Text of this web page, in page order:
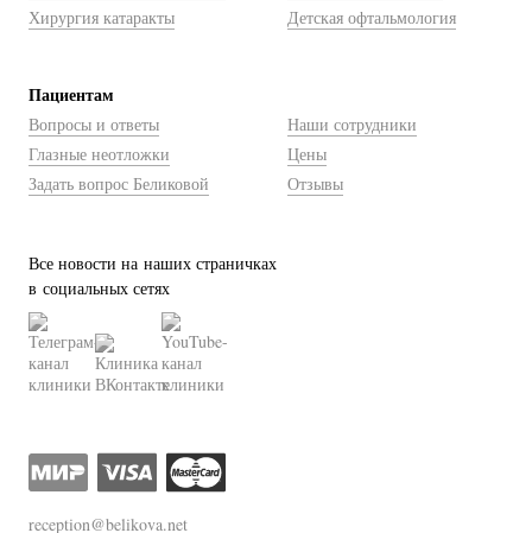
Хирургия катаракты
Детская офтальмология
Пациентам
Вопросы и ответы
Глазные неотложки
Задать вопрос Беликовой
Наши сотрудники
Цены
Отзывы
Все новости на наших страничках
в социальных сетях
reception@belikova.net